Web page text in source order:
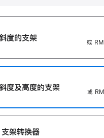
度的支架
或
度及高‍度的支‍架
或
架转换器